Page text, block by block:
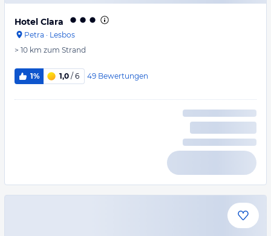
Hotel Clara
Petra · Lesbos
> 10 km zum Strand
1% 1,0 / 6 49 Bewertungen